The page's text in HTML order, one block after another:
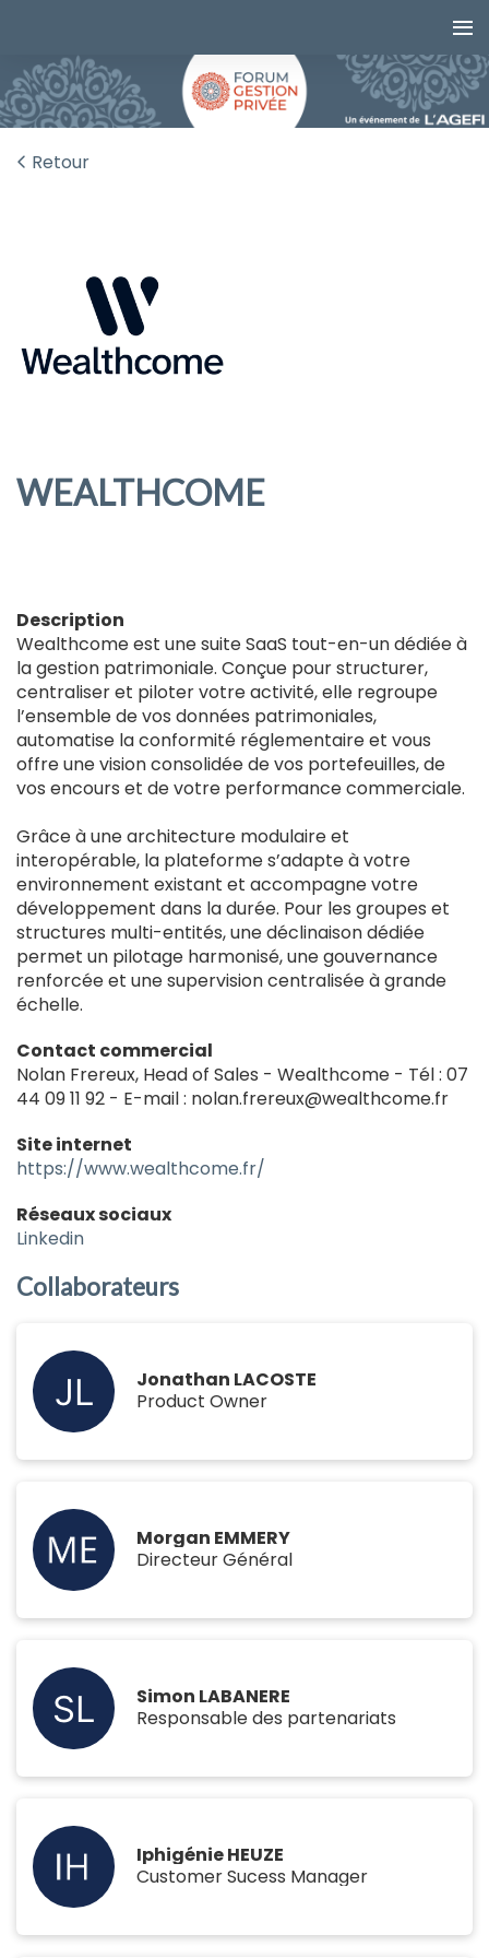
Retour
WEALTHCOME
Description
Wealthcome est une suite SaaS tout-en-un dédiée à
la gestion patrimoniale. Conçue pour structurer,
centraliser et piloter votre activité, elle regroupe
l’ensemble de vos données patrimoniales,
automatise la conformité réglementaire et vous
offre une vision consolidée de vos portefeuilles, de
vos encours et de votre performance commerciale.
Grâce à une architecture modulaire et
interopérable, la plateforme s’adapte à votre
environnement existant et accompagne votre
développement dans la durée. Pour les groupes et
structures multi-entités, une déclinaison dédiée
permet un pilotage harmonisé, une gouvernance
renforcée et une supervision centralisée à grande
échelle.
Contact commercial
Nolan Frereux, Head of Sales - Wealthcome - Tél : 07
44 09 11 92 - E-mail : nolan.frereux@wealthcome.fr
Site internet
https://www.wealthcome.fr/
Réseaux sociaux
Linkedin
Collaborateurs
Jonathan LACOSTE
Product Owner
Morgan EMMERY
Directeur Général
Simon LABANERE
Responsable des partenariats
Iphigénie HEUZE
Customer Sucess Manager